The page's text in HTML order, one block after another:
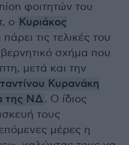
φοιτητών του
ο Κυριάκος
τις τελικές του
σχήμα που
μετά και την
Κυρανάκη
της ΝΔ. Ο ίδιος
τους
μέρες η